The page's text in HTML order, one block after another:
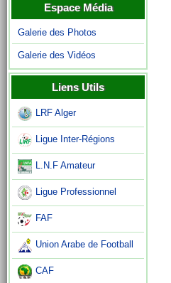
Espace Média
Galerie des Photos
Galerie des Vidéos
Liens Utils
LRF Alger
Ligue Inter-Régions
L.N.F Amateur
Ligue Professionnel
FAF
Union Arabe de Football
CAF